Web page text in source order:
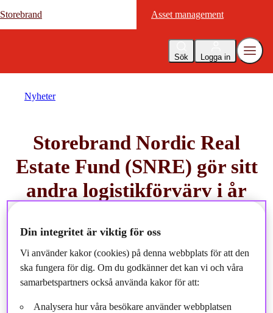
Storebrand Asset management
Sök Logga in
Storebrand Asset management
Nyheter
Storebrand Nordic Real
Estate Fund (SNRE) gör sitt
andra logistikförvärv i år
Din integritet är viktig för oss
Vi använder kakor (cookies) på denna webbplats för att den
ska fungera för dig. Om du godkänner det kan vi och våra
samarbetspartners också använda kakor för att:
Analysera hur våra besökare använder webbplatsen